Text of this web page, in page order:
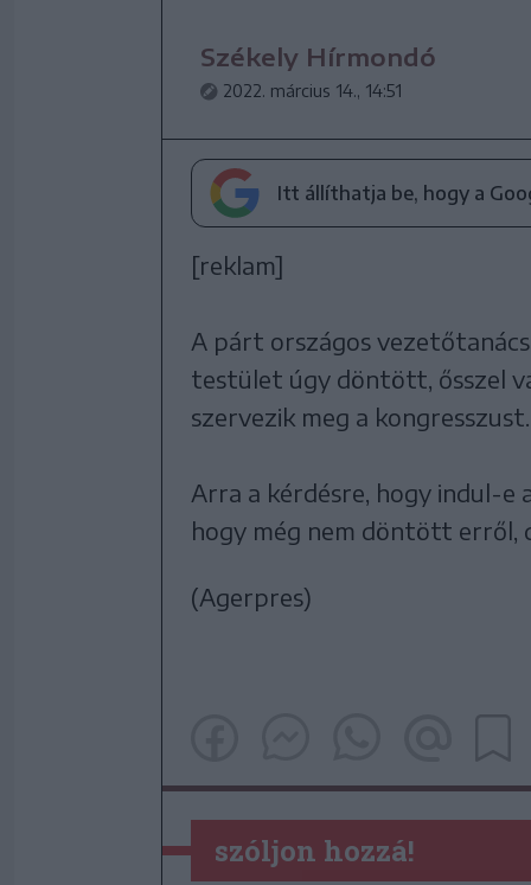
Székely Hírmondó
2022. március 14., 14:51
Itt állíthatja be, hogy a
[reklam]
A párt országos
testület úgy döntött, ősszel
szervezik meg a kongresszust.
Arra a kérdésre, hogy indul-
hogy még nem döntött erről,
(Agerpres)
szóljon hozzá!